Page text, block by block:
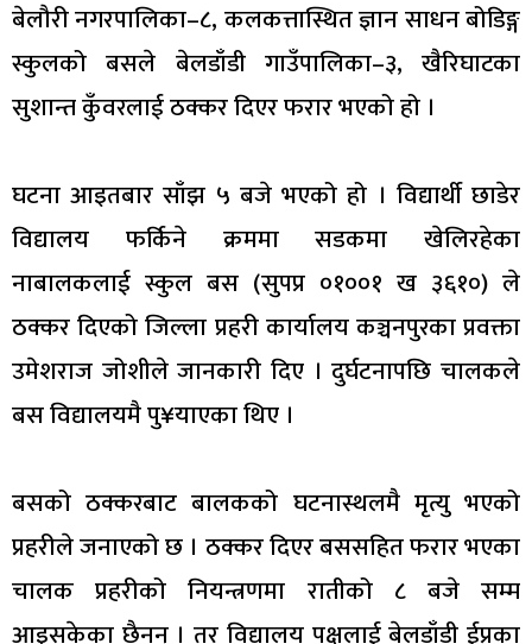
बेलौरी नगरपालिका–८, कलकत्तास्थित ज्ञान साधन बोडिङ्ग
स्कुलको बसले बेलडाँडी गाउँपालिका–३, खैरिघाटका
सुशान्त कुँवरलाई ठक्कर दिएर फरार भएको हो ।
घटना आइतबार साँझ ५ बजे भएको हो । विद्यार्थी छाडेर
विद्यालय फर्किने क्रममा सडकमा खेलिरहेका
नाबालकलाई स्कुल बस (सुपप्र ०१००१ ख ३६१०) ले
ठक्कर दिएको जिल्ला प्रहरी कार्यालय कञ्चनपुरका प्रवक्ता
उमेशराज जोशीले जानकारी दिए । दुर्घटनापछि चालकले
बस विद्यालयमै पु¥याएका थिए ।
बसको ठक्करबाट बालकको घटनास्थलमै मृत्यु भएको
प्रहरीले जनाएको छ । ठक्कर दिएर बससहित फरार भएका
चालक प्रहरीको नियन्त्रणमा रातीको ८ बजे सम्म
आइसकेका छैनन् । तर विद्यालय पक्षलाई बेलडाँडी ईप्रका